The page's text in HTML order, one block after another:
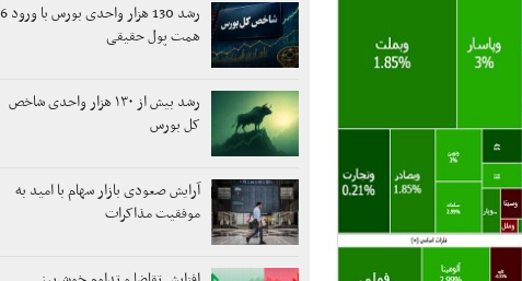
رشد 130 هزار واحدی بورس با ورود 6
همت پول حقیقی
رشد بیش از ۱۳۰ هزار واحدی شاخص
کل بورس
آرایش صعودی بازار سهام با امید به
موفقیت مذاکرات